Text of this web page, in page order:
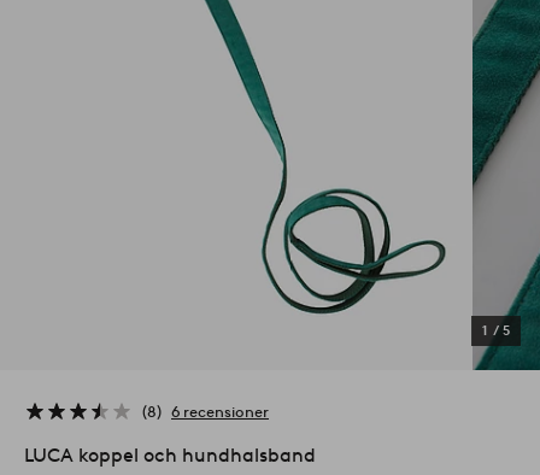
1 / 5
8 6 recensioner
LUCA koppel och hundhalsband